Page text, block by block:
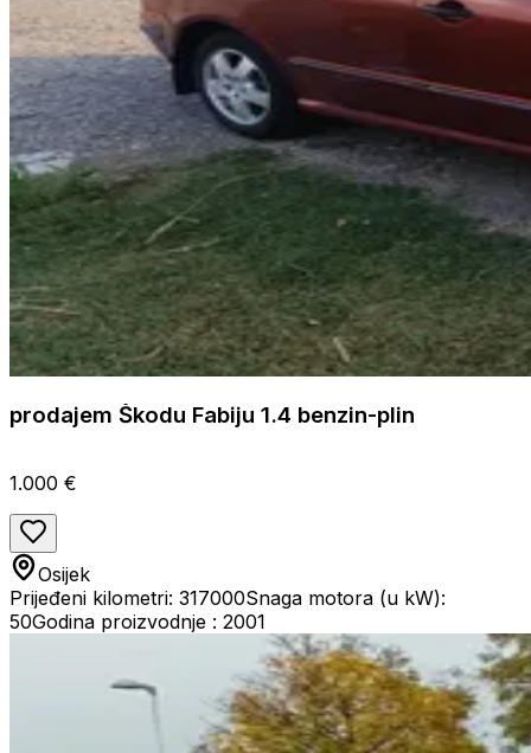
prodajem Škodu Fabiju 1.4 benzin-plin
1.000 €
Osijek
Prijeđeni kilometri: 317000Snaga motora (u kW):
50Godina proizvodnje : 2001